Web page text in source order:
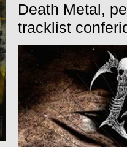
Death Metal,
tracklist